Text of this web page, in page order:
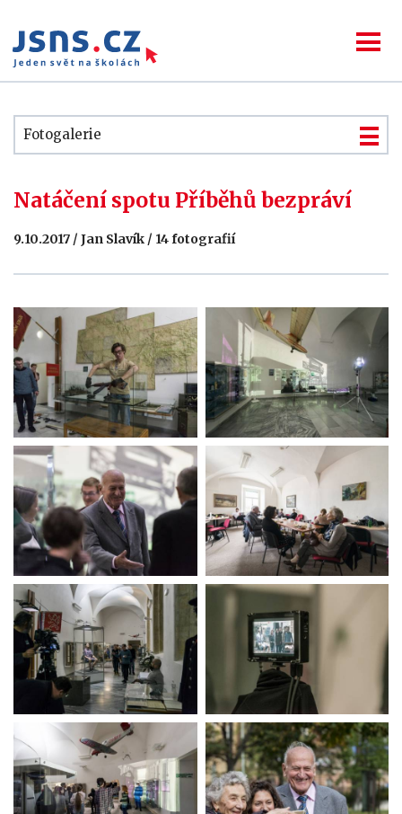
Fotogalerie
Natáčení spotu Příběhů bezpráví
9.10.2017 / Jan Slavík / 14 fotografií